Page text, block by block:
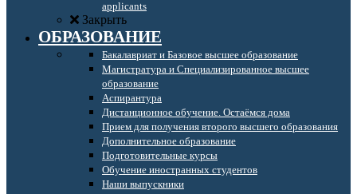
applicants
Закрыть
ОБРАЗОВАНИЕ
Бакалавриат и Базовое высшее образование
Магистратура и Специализированное высшее
образование
Аспирантура
Дистанционное обучение. Остаёмся дома
Прием для получения второго высшего образования
Дополнительное образование
Подготовительные курсы
Обучение иностранных студентов
Наши выпускники